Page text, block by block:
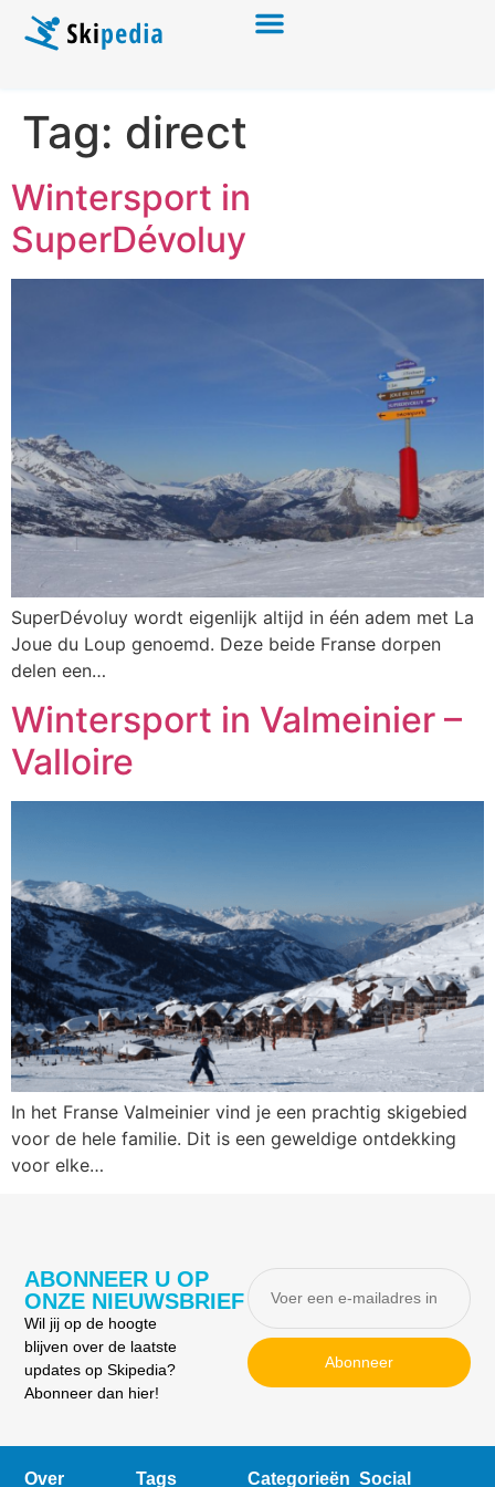
Tag: direct
Wintersport in
SuperDévoluy
SuperDévoluy wordt eigenlijk altijd in één adem met La
Joue du Loup genoemd. Deze beide Franse dorpen
delen een…
Wintersport in Valmeinier –
Valloire
In het Franse Valmeinier vind je een prachtig skigebied
voor de hele familie. Dit is een geweldige ontdekking
voor elke…
ABONNEER U OP
ONZE NIEUWSBRIEF
Wil jij op de hoogte
blijven over de laatste
updates op Skipedia?
Abonneer dan hier!
Abonneer
Over Tags Categorieën Social